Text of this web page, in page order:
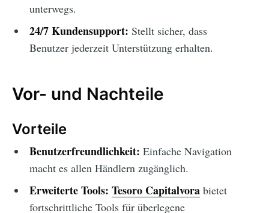
unterwegs.
24/7 Kundensupport: Stellt sicher, dass
Benutzer jederzeit Unterstützung erhalten.
Vor- und Nachteile
Vorteile
Benutzerfreundlichkeit: Einfache Navigation
macht es allen Händlern zugänglich.
Erweiterte Tools: Tesoro Capitalvorabietet
fortschrittliche Tools für überlegene